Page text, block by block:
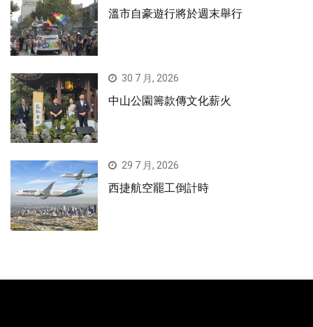
溫市自豪遊行將於週末舉行
30 7 月, 2026
中山公園籌款傳文化薪火
29 7 月, 2026
西捷航空罷工倒計時